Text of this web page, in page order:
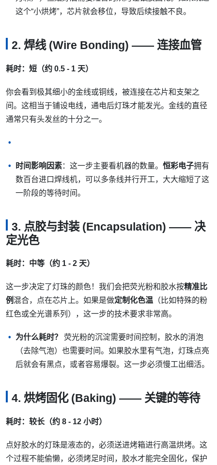
这个“小烘烤”，芯片就会移位，导致后续接触不良。
2. 焊线 (Wire Bonding) —— 连接血管
耗时：短（约 0.5 - 1 天）
你会看到极其细小的金线或铜线，被连接在芯片和支架之
间。这相当于铺设电线，通电后灯珠才能发光。金线的直径
通常只有头发丝的十分之一。
时间影响因素：这一步主要看机器的数量。 恒彩电子拥有
数百台进口焊线机，可以多条线并行开工，大大缩短了这
一阶段的等待时间。
3. 点胶与封装 (Encapsulation) —— 决
定光色
耗时：中等（约 1 - 2 天）
这一步决定了灯珠的颜色！我们会把荧光粉和胶水按精准比
例 混合，点在芯片上。如果是做定制化色温 （比如特殊的粉
红色或全光谱系列），这一步的技术要求非常高。
为什么耗时？
荧光粉的沉淀需要时间控制，胶水的消泡
（去除气泡）也需要时间。如果胶水里有气泡，灯珠点亮
后就会有黑点，或者容易爆裂。这一步必须慢工出细活。
4. 烘烤固化 (Baking) —— 关键的等待
耗时：较长（约 8 - 12 小时）
点好胶水的灯珠是液态的，必须送进烤箱进行高温烘烤。这
个过程不能偷懒，必须烤足时间，胶水才能完全固化，保护